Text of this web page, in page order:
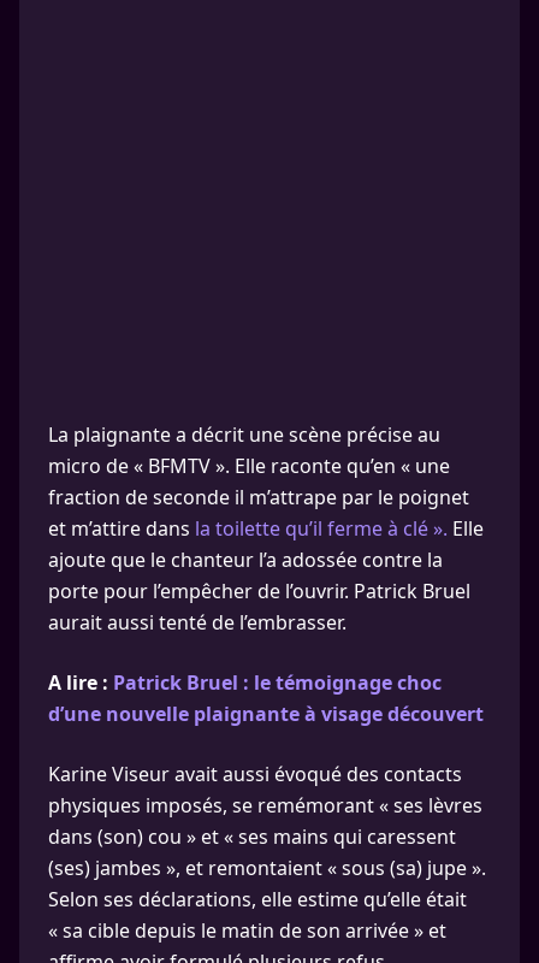
La plaignante a décrit une scène précise au
micro de « BFMTV ». Elle raconte qu’en « une
fraction de seconde il m’attrape par le poignet
et m’attire dans la toilette qu’il ferme à clé ». Elle
ajoute que le chanteur l’a adossée contre la
porte pour l’empêcher de l’ouvrir. Patrick Bruel
aurait aussi tenté de l’embrasser.
A lire : Patrick Bruel : le témoignage choc
d’une nouvelle plaignante à visage découvert
Karine Viseur avait aussi évoqué des contacts
physiques imposés, se remémorant « ses lèvres
dans (son) cou » et « ses mains qui caressent
(ses) jambes », et remontaient « sous (sa) jupe ».
Selon ses déclarations, elle estime qu’elle était
« sa cible depuis le matin de son arrivée » et